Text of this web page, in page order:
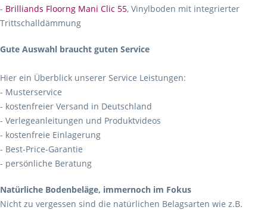
- Brilliands Floorng Mani Clic 55, Vinylboden mit integrierter
Trittschalldämmung
Gute Auswahl braucht guten Service
Hier ein Überblick unserer Service Leistungen:
- Musterservice
- kostenfreier Versand in Deutschland
- Verlegeanleitungen und Produktvideos
- kostenfreie Einlagerung
- Best-Price-Garantie
- persönliche Beratung
Natürliche Bodenbeläge, immernoch im Fokus
Nicht zu vergessen sind die natürlichen Belagsarten wie z.B.